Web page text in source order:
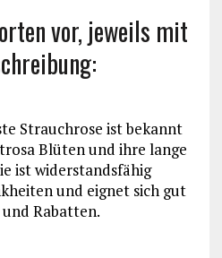
vor, jeweils mit
Strauchrose ist bekannt
Blüten und ihre lange
ist widerstandsfähig
und eignet sich gut
Rabatten.